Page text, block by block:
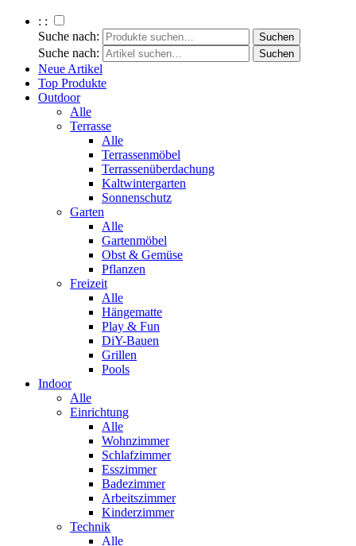
: :
Suche nach:
Suche nach:
Neue Artikel
Top Produkte
Outdoor
Alle
Terrasse
Alle
Terrassenmöbel
Terrassenüberdachung
Kaltwintergarten
Sonnenschutz
Garten
Alle
Gartenmöbel
Obst & Gemüse
Pflanzen
Freizeit
Alle
Hängematte
Play & Fun
DiY-Bauen
Grillen
Pools
Indoor
Alle
Einrichtung
Alle
Wohnzimmer
Schlafzimmer
Esszimmer
Badezimmer
Arbeitszimmer
Kinderzimmer
Technik
Alle